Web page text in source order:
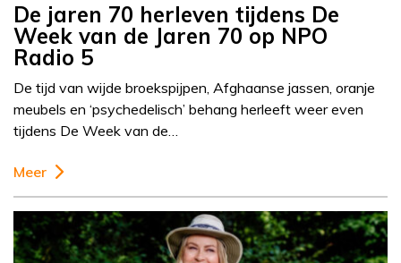
De jaren 70 herleven tijdens De
Week van de Jaren 70 op NPO
Radio 5
De tijd van wijde broekspijpen, Afghaanse jassen, oranje
meubels en ‘psychedelisch’ behang herleeft weer even
tijdens De Week van de…
Meer